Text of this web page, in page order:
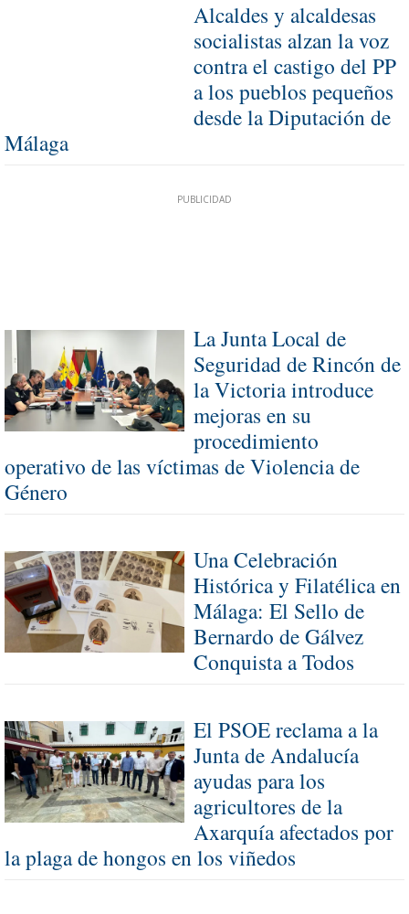
Alcaldes y alcaldesas
socialistas alzan la voz
contra el castigo del PP
a los pueblos pequeños
desde la Diputación de
Málaga
La Junta Local de
Seguridad de Rincón de
la Victoria introduce
mejoras en su
procedimiento
operativo de las víctimas de Violencia de
Género
Una Celebración
Histórica y Filatélica en
Málaga: El Sello de
Bernardo de Gálvez
Conquista a Todos
El PSOE reclama a la
Junta de Andalucía
ayudas para los
agricultores de la
Axarquía afectados por
la plaga de hongos en los viñedos